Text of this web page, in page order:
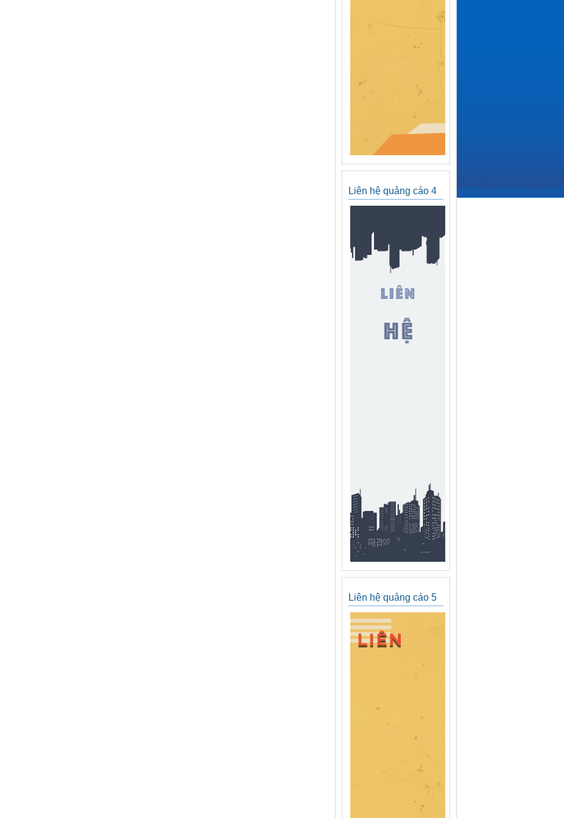
Liên hệ quảng cáo 4
Liên hệ quảng cáo 5